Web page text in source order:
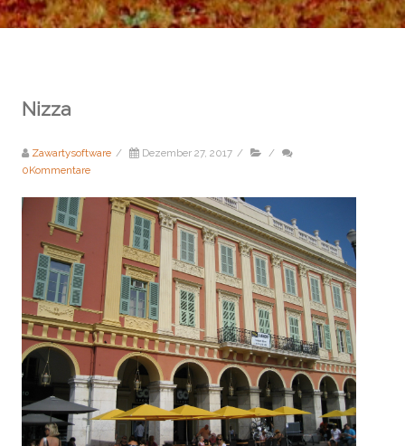
Nizza
Zawartysoftware / Dezember 27, 2017 /
/
0Kommentare